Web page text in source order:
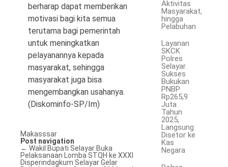
berharap dapat memberikan
motivasi bagi kita semua
terutama bagi pemerintah
untuk meningkatkan
pelayanannya kepada
masyarakat, sehingga
masyarakat juga bisa
mengembangkan usahanya.
(Diskominfo-SP/Im)
Makasssar
Post navigation
← Wakil Bupati Selayar Buka
Pelaksanaan Lomba STQH ke XXXI
Disperindagkum Selayar Gelar
Aktivitas
Masyarakat,
hingga
Pelabuhan
Layanan
SKCK
Polres
Selayar
Sukses
Bukukan
PNBP
Rp265,9
Juta
Tahun
2025,
Langsung
Disetor ke
Kas
Negara